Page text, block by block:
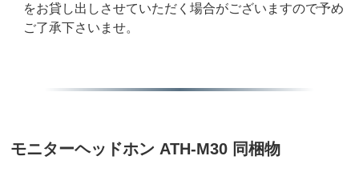
をお貸し出しさせていただく場合がございますので予め
ご了承下さいませ。
モニターヘッドホン ATH-M30 同梱物